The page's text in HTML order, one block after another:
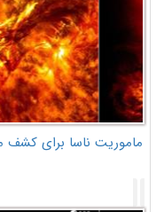
ماموریت ناسا برای کشف